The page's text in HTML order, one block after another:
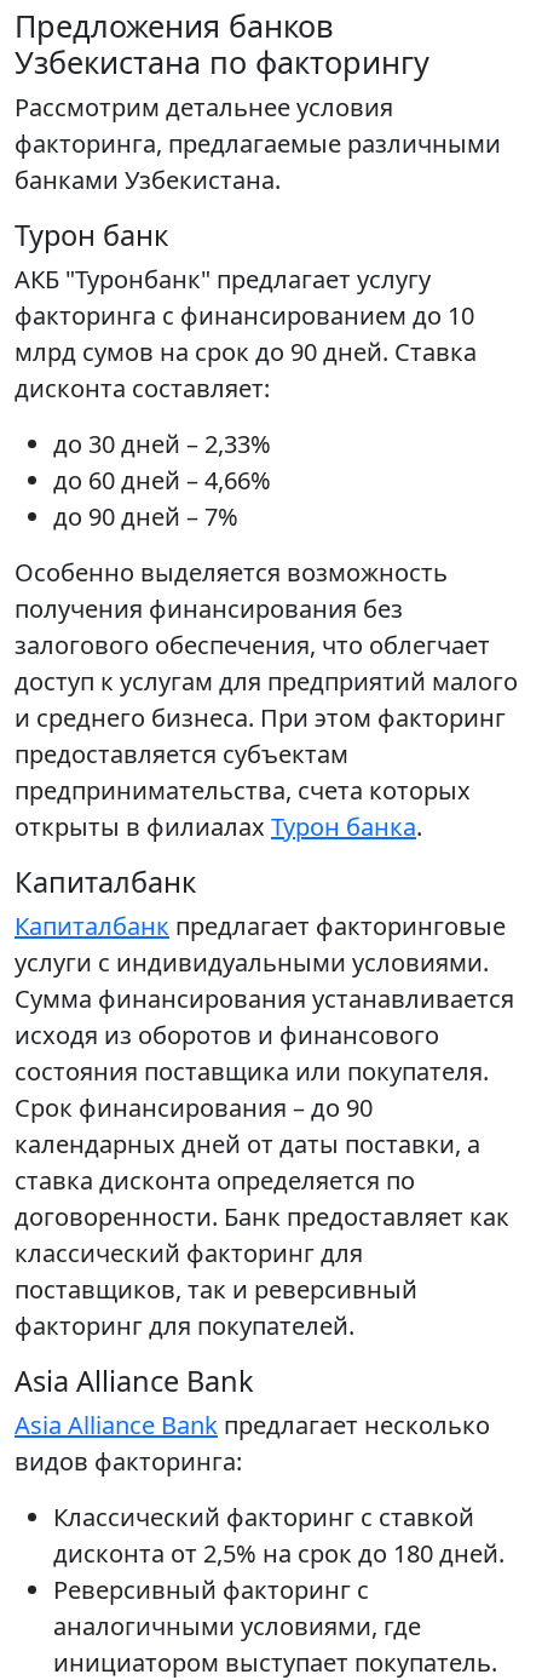
Предложения банков
Узбекистана по факторингу
Рассмотрим детальнее условия
факторинга, предлагаемые различными
банками Узбекистана.
Турон банк
АКБ "Туронбанк" предлагает услугу
факторинга с финансированием до 10
млрд сумов на срок до 90 дней. Ставка
дисконта составляет:
до 30 дней – 2,33%
до 60 дней – 4,66%
до 90 дней – 7%
Особенно выделяется возможность
получения финансирования без
залогового обеспечения, что облегчает
доступ к услугам для предприятий малого
и среднего бизнеса. При этом факторинг
предоставляется субъектам
предпринимательства, счета которых
открыты в филиалах Турон банка.
Капиталбанк
Капиталбанк предлагает факторинговые
услуги с индивидуальными условиями.
Сумма финансирования устанавливается
исходя из оборотов и финансового
состояния поставщика или покупателя.
Срок финансирования – до 90
календарных дней от даты поставки, а
ставка дисконта определяется по
договоренности. Банк предоставляет как
классический факторинг для
поставщиков, так и реверсивный
факторинг для покупателей.
Asia Alliance Bank
Asia Alliance Bank предлагает несколько
видов факторинга:
Классический факторинг с ставкой
дисконта от 2,5% на срок до 180 дней.
Реверсивный факторинг с
аналогичными условиями, где
инициатором выступает покупатель.